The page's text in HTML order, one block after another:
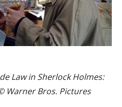
Law in Sherlock Holmes:
Warner Bros. Pictures